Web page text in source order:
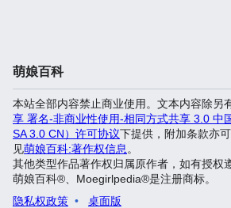
萌娘百科
本站全部内容禁止商业使用。文本内容除另
享 署名-非商业性使用-相同方式共享 3.0 中
SA 3.0 CN）许可协议下提供，附加条款亦
见萌娘百科:著作权信息 。
其他类型作品著作权归属原作者，如有授权
萌娘百科®、Moegirlpedia®是注册商标。
隐私权政策
桌面版